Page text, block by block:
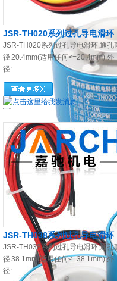
JSR-TH020系列过孔导电滑环
JSR-TH020系列过孔导电滑环,通孔
径 20.4mm(适用任何<=20.4mm),外
径:...
JSR-TH038系列过孔导电滑环
JSR-TH038系列过孔导电滑环,通孔
径 38.1mm(适用任何<=38.1mm),外
径:...